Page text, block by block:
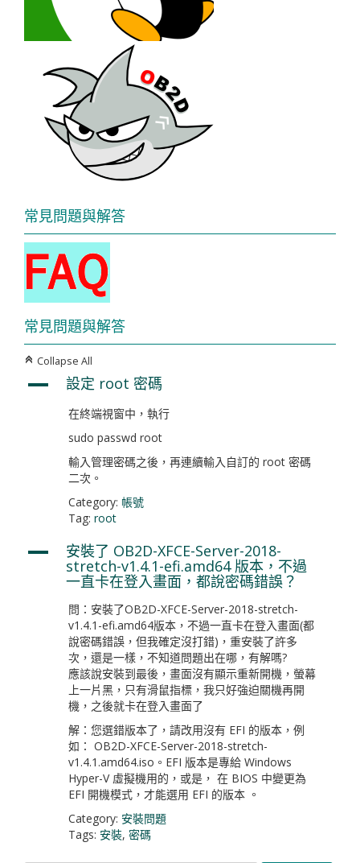
常見問題與解答
常見問題與解答
C Collapse All
A 設定 root 密碼
在終端視窗中，執行
sudo passwd root
輸入管理密碼之後，再連續輸入自訂的 root 密碼
二次。
Category: 帳號
Tag: root
A 安裝了 OB2D-XFCE-Server-2018-
stretch-v1.4.1-efi.amd64 版本，不過
一直卡在登入畫面，都說密碼錯誤？
問：安裝了OB2D-XFCE-Server-2018-stretch-
v1.4.1-efi.amd64版本，不過一直卡在登入畫面(都
說密碼錯誤，但我確定沒打錯)，重安裝了許多
次，還是一樣，不知道問題出在哪，有解嗎?
應該說安裝到最後，畫面沒有顯示重新開機，螢幕
上一片黑，只有滑鼠指標，我只好強迫關機再開
機，之後就卡在登入畫面了
解：您選錯版本了，請改用沒有 EFI 的版本，例
如： OB2D-XFCE-Server-2018-stretch-
v1.4.1.amd64.iso。EFI 版本是專給 Windows
Hyper-V 虛擬機用的，或是， 在 BIOS 中變更為
EFI 開機模式，才能選用 EFI 的版本 。
Category: 安裝問題
Tags: 安裝, 密碼